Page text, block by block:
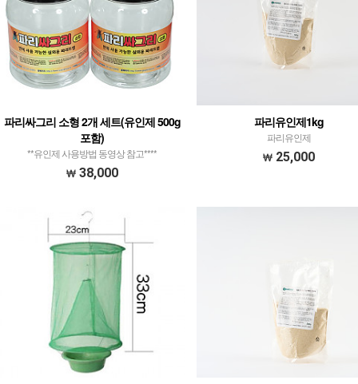
파리싸그리 소형 2개 세트(유인제 500g
포함)
**유인제 사용방법 동영상 참고****
38,000
파리유인제1kg
파리유인제
25,000